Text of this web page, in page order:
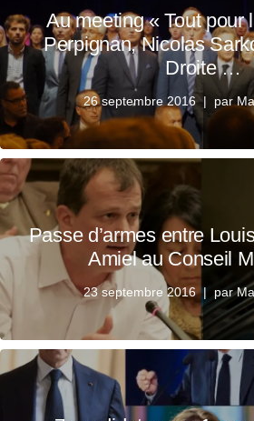
Au meeting « Tout pour
Perpignan, Nicolas
Droite …
26 septembre 2016 par
Passe d’armes entre
Amiel au Conseil
23 septembre 2016 par